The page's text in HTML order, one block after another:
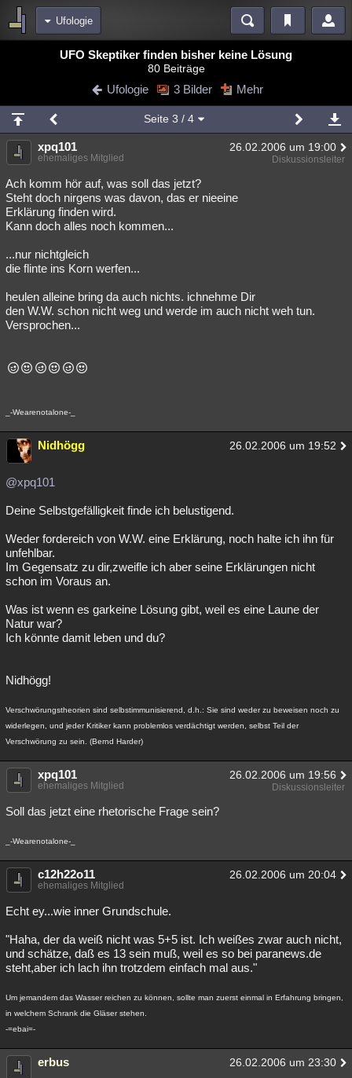
Ufologie
Blogs
Chat Wiki Neuigkeiten
meine Rubriken
Menschen Mystery Kriminalfälle
Spiritualität Verschwörungen Technologie
Natur Umfragen
Philosophie
Astronomie Helpdesk Gruppen Gaming
Musik Clash Verbesserungen
Besucht Teilgenommen
UFO Skeptiker finden bisher keine Lösung
80 Beiträge
Ufologie 3 Bilder Mehr
Seite 3 / 4
xpq101 26.02.2006 um 19:00
ehemaliges Mitglied Diskussionsleiter
Ach komm hör auf, was soll das jetzt?
Steht doch nirgens was davon, das er nieeine
Erklärung finden wird.
Kann doch alles noch kommen...
...nur nichtgleich
die flinte ins Korn werfen...
heulen alleine bring da auch nichts. ichnehme Dir
den W.W. schon nicht weg und werde im auch nicht weh tun.
Versprochen...
_-Wearenotalone-_
Nidhögg 26.02.2006 um 19:52
@xpq101
Deine Selbstgefälligkeit finde ich belustigend.
Weder fordereich von W.W. eine Erklärung, noch halte ich ihn für
unfehlbar.
Im Gegensatz zu dir,zweifle ich aber seine Erklärungen nicht
schon im Voraus an.
Was ist wenn es garkeine Lösung gibt, weil es eine Laune der
Natur war?
Ich könnte damit leben und du?
Nidhögg!
Verschwörungstheorien sind selbstimmunisierend, d.h.: Sie sind weder zu beweisen noch zu
widerlegen, und jeder Kritiker kann problemlos verdächtigt werden, selbst Teil der
Verschwörung zu sein. (Bernd Harder)
xpq101 26.02.2006 um 19:56
ehemaliges Mitglied Diskussionsleiter
Soll das jetzt eine rhetorische Frage sein?
_-Wearenotalone-_
c12h22o11 26.02.2006 um 20:04
ehemaliges Mitglied
Echt ey...wie inner Grundschule.
"Haha, der da weiß nicht was 5+5 ist. Ich weißes zwar auch nicht,
und schätze, daß es 13 sein muß, weil es so bei paranews.de
steht,aber ich lach ihn trotzdem einfach mal aus."
Um jemandem das Wasser reichen zu können, sollte man zuerst einmal in Erfahrung bringen,
in welchem Schrank die Gläser stehen.
-=ebai=-
erbus 26.02.2006 um 23:30